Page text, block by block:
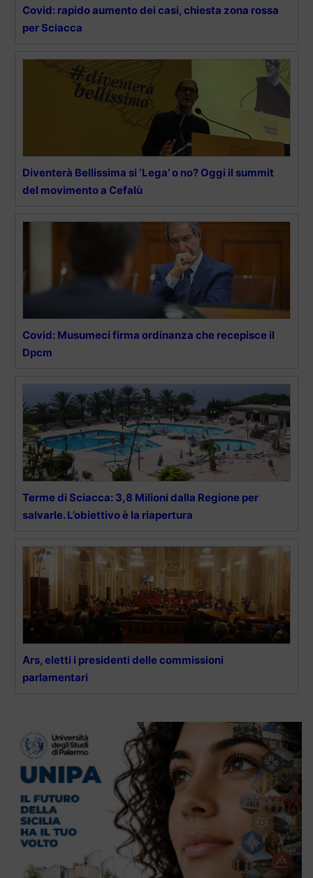
Covid: rapido aumento dei casi, chiesta zona rossa
per Sciacca
Diventerà Bellissima si ‘Lega’ o no? Oggi il summit
del movimento a Cefalù
Covid: Musumeci firma ordinanza che recepisce il
Dpcm
Terme di Sciacca: 3,8 Milioni dalla Regione per
salvarle. L’obiettivo è la riapertura
Ars, eletti i presidenti delle commissioni
parlamentari